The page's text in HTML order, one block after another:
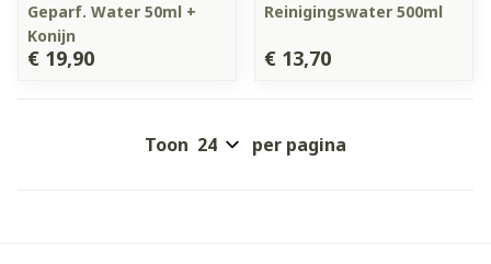
Geparf. Water 50ml +
Konijn
€ 19,90
Reinigingswater 500ml
€ 13,70
Toon per pagina